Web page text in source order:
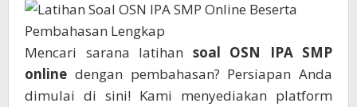
Mencari sarana latihan soal OSN IPA SMP
online dengan pembahasan? Persiapan Anda
dimulai di sini! Kami menyediakan platform